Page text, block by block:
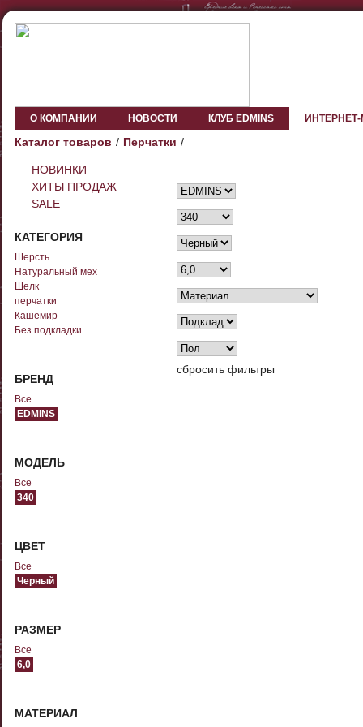
О КОМПАНИИ НОВОСТИ КЛУБ EDMINS
Каталог товаров Перчатки
НОВИНКИ
ХИТЫ ПРОДАЖ
SALE
КАТЕГОРИЯ
Шерсть
Натуральный мех
Шелк
перчатки
Кашемир
Без подкладки
БРЕНД
Все
EDMINS
МОДЕЛЬ
Все
340
ЦВЕТ
Все
Черный
РАЗМЕР
Все
6,0
МАТЕРИАЛ
сбросить фильтры